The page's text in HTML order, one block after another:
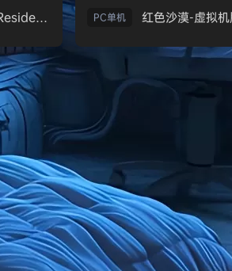
生化危机9：安魂曲（Resident Evil Requiem）免安装中文版 PC单机